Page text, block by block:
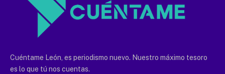
Cuéntame León, es periodismo nuevo. Nuestro máximo tesoro
es lo que tú nos cuentas.